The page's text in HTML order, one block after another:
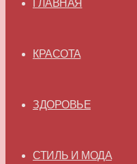
ГЛАВНАЯ
КРАСОТА
ЗДОРОВЬЕ
СТИЛЬ И МОДА